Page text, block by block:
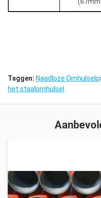
Taggen: Naadloze
het staalomhulsel